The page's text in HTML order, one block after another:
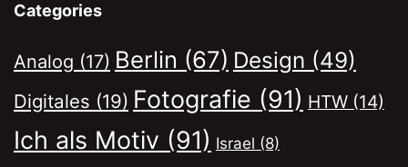
Categories
Analog (17) Berlin (67) Design (49)
Digitales (19) Fotografie (91) HTW (14)
Ich als Motiv (91) Israel (8)